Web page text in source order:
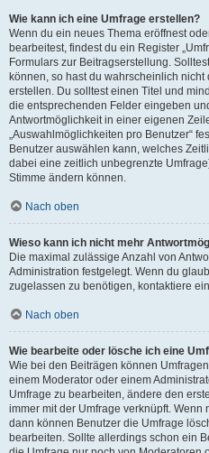
Wie kann ich eine Umfrage erstellen?
Wenn du ein neues Thema eröffnest
bearbeitest, findest du ein Register
Formulars zur Beitragserstellung.
können, so hast du wahrscheinlich
erstellen. Du solltest einen Titel und
die entsprechenden Felder eingeben
Antwortmöglichkeit in einer eigenen
„Auswahlmöglichkeiten pro Benutzer“
Benutzer auswählen kann, welches
dabei eine zeitlich unbegrenzte
Stimme ändern können.
Nach oben
Wieso kann ich nicht mehr
Die maximal zulässige Anzahl von
Administration festgelegt. Wenn du
zugelassen zu benötigen, kontaktiere
Nach oben
Wie bearbeite oder lösche ich eine
Wie bei den Beiträgen können
einem Moderator oder einem
Umfrage zu bearbeiten, ändere den
immer mit der Umfrage verknüpft.
dann können Benutzer die Umfrage
bearbeiten. Sollte allerdings schon ein